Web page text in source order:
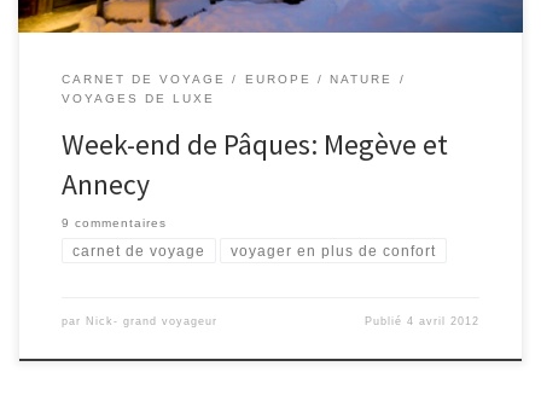
CARNET DE VOYAGE EUROPE
NATURE
VOYAGES DE LUXE
Week-end de Pâques: Megève et
Annecy
9 commentaires
carnet de voyage voyager en plus de confort
par Nick- grand voyageur Publié4 avril 2012